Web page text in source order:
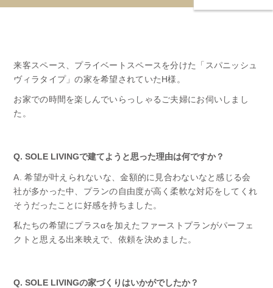
来客スペース、プライベートスペースを分けた「スパニッシュ
ヴィラタイプ」の家を希望されていたH様。
お家での時間を楽しんでいらっしゃるご夫婦にお伺いしまし
た。
Q. SOLE LIVINGで建てようと思った理由は何ですか？
A. 希望が叶えられないな、金額的に見合わないなと感じる会
社が多かった中、プランの自由度が高く柔軟な対応をしてくれ
そうだったことに好感を持ちました。
私たちの希望にプラスαを加えたファーストプランがパーフェ
クトと思える出来映えで、依頼を決めました。
Q. SOLE LIVINGの家づくりはいかがでしたか？